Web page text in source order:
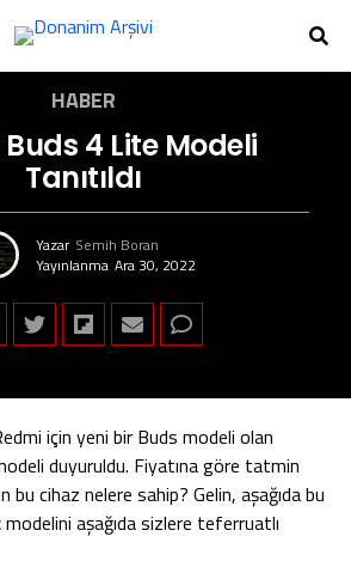
HABER
4 Lite Modeli
Tanıtıldı
Yazar Semih Boran
Yayınlanma Ara 30, 2022
için yeni bir Buds modeli olan
duyuruldu. Fiyatına göre tatmin
bu cihaz nelere sahip? Gelin, aşağıda bu
modelini aşağıda sizlere teferruatlı